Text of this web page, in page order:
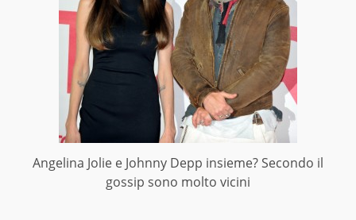
Angelina Jolie e Johnny Depp insieme? Secondo il
gossip sono molto vicini